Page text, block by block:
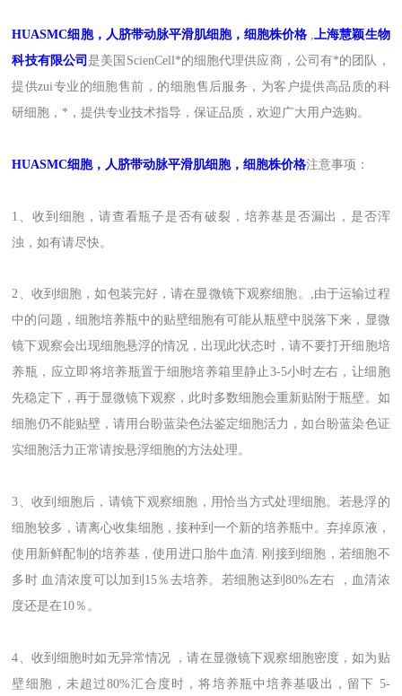
HUASMC细胞，人脐带动脉平滑肌细胞，细胞株价格 ,上海慧颖生物
科技有限公司 是美国 ScienCell*的细胞代理供应商， 公司有*的团队，
提供zui专业的细胞售前，的细胞售后服务 ，为客户提供高品质的科
研细胞 ， *，提供专业技术指导 ，保证品质 ，欢迎广大用户选购。
HUASMC细胞，人脐带动脉平滑肌细胞，细胞株价格注意事项：
1、收到细胞，请查看瓶子是否有破裂，培养基是否漏出，是否浑
浊，如有请尽快。
2、收到细胞，如包装完好，请在显微镜下观察细胞。,由于运输过程
中的问题，细胞培养瓶中的贴壁细胞有可能从瓶壁中脱落下来，显微
镜下观察会出现细胞悬浮的情况，出现此状态时，请不要打开细胞培
养瓶，应立即将培养瓶置于细胞培养箱里静止3-5小时左右，让细胞
先稳定下，再于显微镜下观察，此时多数细胞会重新贴附于瓶壁。如
细胞仍不能贴壁，请用台盼蓝染色法鉴定细胞活力，如台盼蓝染色证
实细胞活力正常请按悬浮细胞的方法处理。
3、收到细胞后，请镜下观察细胞，用恰当方式处理细胞。若悬浮的
细胞较多，请离心收集细胞，接种到一个新的培养瓶中。弃掉原液，
使用新鲜配制的培养基，使用进口胎牛血清. 刚接到细胞，若细胞不
多时 血清浓度可以加到15％去培养。若细胞迏到80%左右 ，血清浓
度还是在10％。
4、收到细胞时如无异常情况 ，请在显微镜下观察细胞密度，如为贴
壁细胞，未超过80%汇合度时，将培养瓶中培养基吸出，留下 5-